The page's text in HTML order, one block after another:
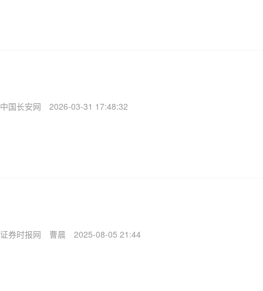
中国长安网 2026-03-31 17:48:32
证券时报网 曹晨 2025-08-05 21:44